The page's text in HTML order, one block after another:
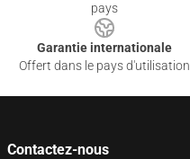
pays
Garantie internationale
Offert dans le pays d'utilisation
Contactez-nous